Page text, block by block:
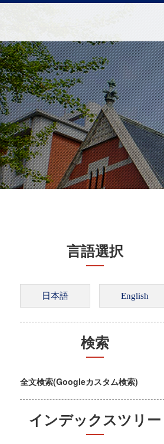
言語選択
検索
全文検索(Googleカスタム検索)
インデックスツリー